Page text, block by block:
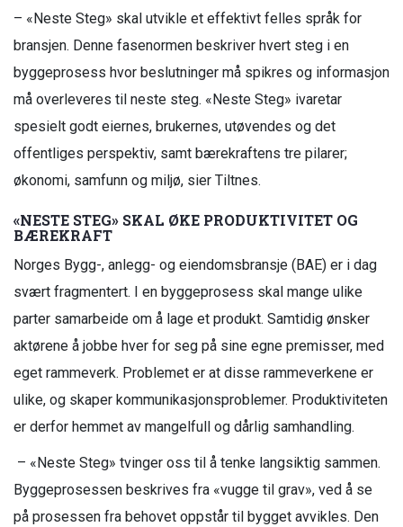
– «Neste Steg» skal utvikle et effektivt felles språk for
bransjen. Denne fasenormen beskriver hvert steg i en
byggeprosess hvor beslutninger må spikres og informasjon
må overleveres til neste steg. «Neste Steg» ivaretar
spesielt godt eiernes, brukernes, utøvendes og det
offentliges perspektiv, samt bærekraftens tre pilarer;
økonomi, samfunn og miljø, sier Tiltnes.
«NESTE STEG» SKAL ØKE PRODUKTIVITET OG
BÆREKRAFT
Norges Bygg-, anlegg- og eiendomsbransje (BAE) er i dag
svært fragmentert. I en byggeprosess skal mange ulike
parter samarbeide om å lage et produkt. Samtidig ønsker
aktørene å jobbe hver for seg på sine egne premisser, med
eget rammeverk. Problemet er at disse rammeverkene er
ulike, og skaper kommunikasjonsproblemer. Produktiviteten
er derfor hemmet av mangelfull og dårlig samhandling.
– «Neste Steg» tvinger oss til å tenke langsiktig sammen.
Byggeprosessen beskrives fra «vugge til grav», ved å se
på prosessen fra behovet oppstår til bygget avvikles. Den